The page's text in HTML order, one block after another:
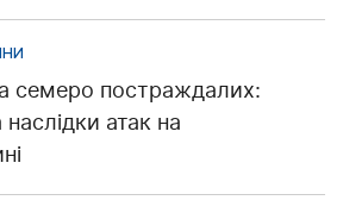
семеро постраждалих:
наслідки атак на